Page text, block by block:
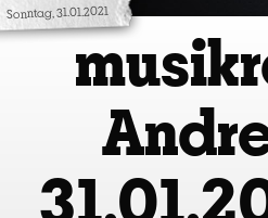
Sonntag, 31.01.2021